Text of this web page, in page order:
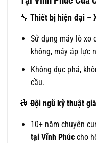
🔧 Thiết bị hiện đại –
Sử dụng máy lò xo
không, máy áp lực
Không đục phá,
cầu.
👷 Đội ngũ kỹ thuật
10+ năm chuyên
tại Vĩnh Phúccho